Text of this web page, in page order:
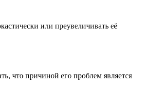
или преувеличивать её
что причиной его проблем является